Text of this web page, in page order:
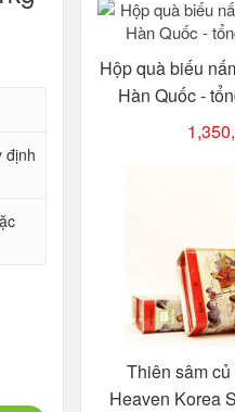
định
Hộp quà biếu
Hàn Quốc -
Thiên sâm
Heaven Korea